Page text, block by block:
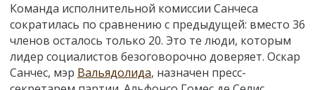
Команда исполнительной комиссии Санчеса
сократилась по сравнению с предыдущей: вместо 36
членов осталось только 20. Это те люди, которым
лидер социалистов безоговорочно доверяет. Оскар
Санчес, мэр Вальядолида, назначен пресс-